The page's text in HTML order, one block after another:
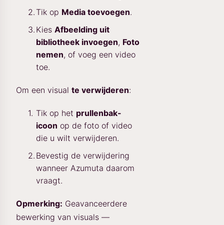
Tik op Media toevoegen.
Kies Afbeelding uit
bibliotheek invoegen, Foto
nemen, of voeg een video
toe.
Om een visual te verwijderen:
Tik op het prullenbak-
icoon op de foto of video
die u wilt verwijderen.
Bevestig de verwijdering
wanneer Azumuta daarom
vraagt.
Opmerking: Geavanceerdere
bewerking van visuals —